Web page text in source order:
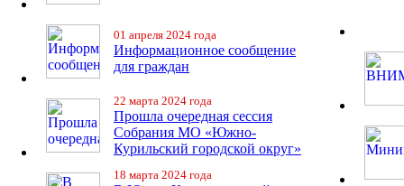
01 апреля 2024 года
Информационное сообщение
для граждан
22 марта 2024 года
Прошла очередная сессия
Собрания МО «Южно-
Курильский городской округ»
18 марта 2024 года